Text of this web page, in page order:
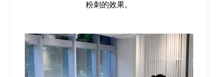
粉刺的效果。